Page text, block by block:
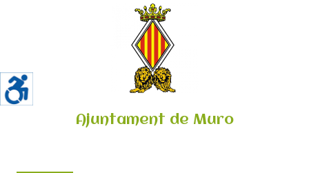
Ajuntament de Muro